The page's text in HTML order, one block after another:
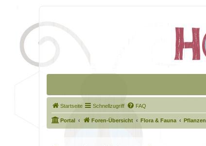
Startseite Schnellzugriff FAQ
Portal Foren-Übersicht Flora & Fauna Pflanzen